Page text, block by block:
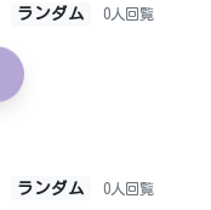
ランダム 0人回覧
ランダム 0人回覧